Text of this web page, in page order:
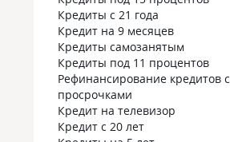
Кредиты с 21 года
Кредит на 9 месяцев
Кредиты самозанятым
Кредиты под 11 процентов
Рефинансирование кредитов с
просрочками
Кредит на телевизор
Кредит с 20 лет